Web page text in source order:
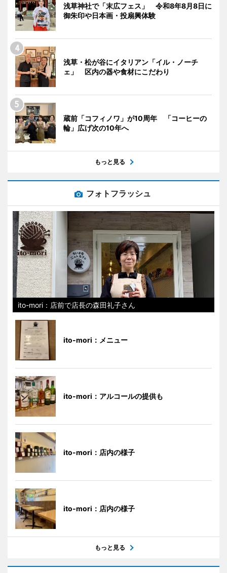
浅草神社で「末広フェス」 令和8年8月8日に
御朱印や日本画・投扇興体験
浅草・松が谷にイタリアン「イル・ノーチ
ェ」 区内の器や食材にこだわり
蔵前「コフィノワ」が10周年 「コーヒーの
輪」広げ次の10年へ
もっと見る
フォトフラッシュ
ito-mori：店前で店長の森田礼子さん
ito-mori：メニュー
ito-mori：アルコールの提供も
ito-mori：店内の様子
ito-mori：店内の様子
もっと見る